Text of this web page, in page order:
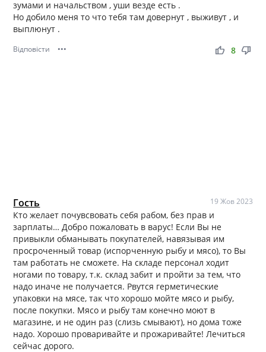
зумами и начальством , уши везде есть .
Но добило меня то что тебя там довернут , выживут , и
выплюнут .
Відповісти ••• thumb_up thumb_down
8
Гость 19 Жов 2023
Кто желает почувсвовать себя рабом, без прав и
зарплаты… Добро пожаловать в варус! Если Вы не
привыкли обманывать покупателей, навязывая им
просроченный товар (испорченную рыбу и мясо), то Вы
там работать не сможете. На складе персонал ходит
ногами по товару, т.к. склад забит и пройти за тем, что
надо иначе не получается. Рвутся герметические
упаковки на мясе, так что хорошо мойте мясо и рыбу,
после покупки. Мясо и рыбу там конечно моют в
магазине, и не один раз (слизь смывают), но дома тоже
надо. Хорошо проваривайте и прожаривайте! Лечиться
сейчас дорого.